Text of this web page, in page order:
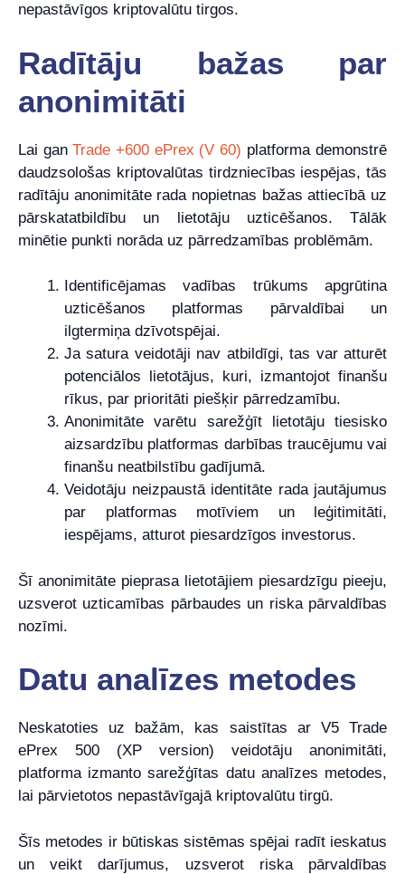
nepastāvīgos kriptovalūtu tirgos.
Radītāju bažas par
anonimitāti
Lai gan Trade +600 ePrex (V 60) platforma demonstrē
daudzsološas kriptovalūtas tirdzniecības iespējas, tās
radītāju anonimitāte rada nopietnas bažas attiecībā uz
pārskatatbildību un lietotāju uzticēšanos. Tālāk
minētie punkti norāda uz pārredzamības problēmām.
Identificējamas vadības trūkums apgrūtina
uzticēšanos platformas pārvaldībai un
ilgtermiņa dzīvotspējai.
Ja satura veidotāji nav atbildīgi, tas var atturēt
potenciālos lietotājus, kuri, izmantojot finanšu
rīkus, par prioritāti piešķir pārredzamību.
Anonimitāte varētu sarežģīt lietotāju tiesisko
aizsardzību platformas darbības traucējumu vai
finanšu neatbilstību gadījumā.
Veidotāju neizpaustā identitāte rada jautājumus
par platformas motīviem un leģitimitāti,
iespējams, atturot piesardzīgos investorus.
Šī anonimitāte pieprasa lietotājiem piesardzīgu pieeju,
uzsverot uzticamības pārbaudes un riska pārvaldības
nozīmi.
Datu analīzes metodes
Neskatoties uz bažām, kas saistītas ar V5 Trade
ePrex 500 (XP version) veidotāju anonimitāti,
platforma izmanto sarežģītas datu analīzes metodes,
lai pārvietotos nepastāvīgajā kriptovalūtu tirgū.
Šīs metodes ir būtiskas sistēmas spējai radīt ieskatus
un veikt darījumus, uzsverot riska pārvaldības